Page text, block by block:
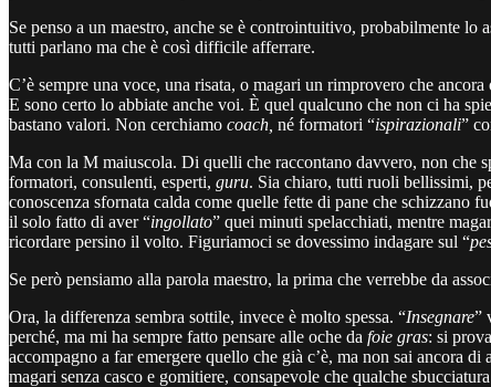
Se penso a un maestro, anche se è controintuitivo, probabilmente
tutti parlano ma che è così difficile afferrare.
C’è sempre una voce, una risata, o magari un rimprovero che
E sono certo lo abbiate anche voi. È quel qualcuno che non ci ha
bastano valori. Non cerchiamo coach, né formatori “ispirazionali”
Ma con la M maiuscola. Di quelli che raccontano davvero, non che
formatori, consulenti, esperti, guru. Sia chiaro, tutti ruoli bellissimi,
conoscenza sfornata calda come quelle fette di pane che schizzano
il solo fatto di aver “ingollato” quei minuti spelacchiati, mentre
ricordare persino il volto. Figuriamoci se dovessimo indagare sul “
Se però pensiamo alla parola maestro, la prima che verrebbe da
Ora, la differenza sembra sottile, invece è molto spessa. “Insegnare”
perché, ma mi ha sempre fatto pensare alle oche da foie gras: si
accompagno a far emergere quello che già c’è, ma non sai ancora
magari senza casco e gomitiere, consapevole che qualche